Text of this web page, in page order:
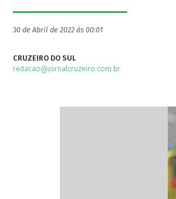
30 de Abril de 2022 às 00:01
CRUZEIRO DO SUL
redacao@jornalcruzeiro.com.br